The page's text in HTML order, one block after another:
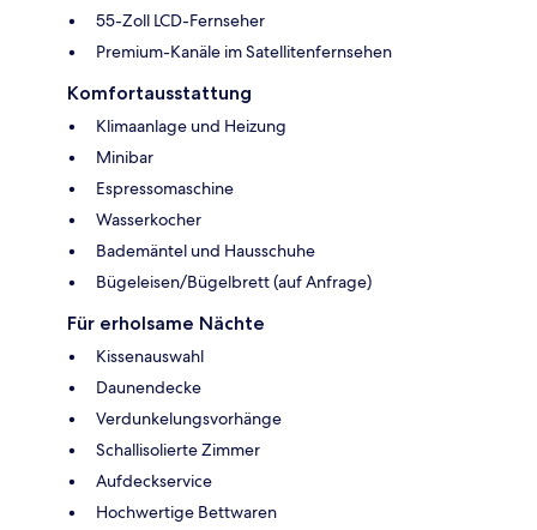
55-Zoll LCD-Fernseher
Premium-Kanäle im Satellitenfernsehen
Komfortausstattung
Klimaanlage und Heizung
Minibar
Espressomaschine
Wasserkocher
Bademäntel und Hausschuhe
Bügeleisen/Bügelbrett (auf Anfrage)
Für erholsame Nächte
Kissenauswahl
Daunendecke
Verdunkelungsvorhänge
Schallisolierte Zimmer
Aufdeckservice
Hochwertige Bettwaren